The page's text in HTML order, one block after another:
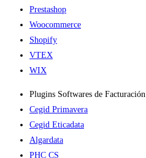
Prestashop
Woocommerce
Shopify
VTEX
WIX
Plugins Softwares de Facturación
Cegid Primavera
Cegid Eticadata
Algardata
PHC CS